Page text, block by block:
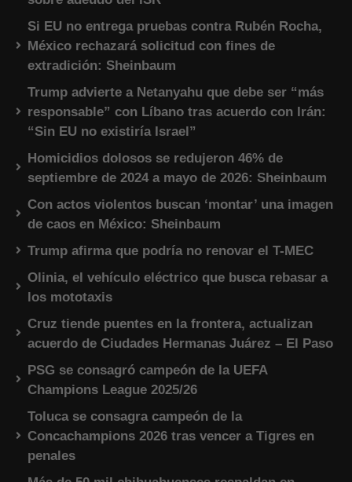
Si EU no entrega pruebas contra Rubén Rocha,
México rechazará solicitud con fines de
extradición: Sheinbaum
Trump advierte a Netanyahu que debe ser “más
responsable” con Líbano tras acuerdo con Irán:
“Sin EU no existiría Israel”
Homicidios dolosos se redujeron 46% de
septiembre de 2024 a mayo de 2026: Sheinbaum
Con actos violentos buscan ‘montar’ una imagen
de caos en México: Sheinbaum
Trump afirma que podría no renovar el T-MEC
Olinia, el vehículo eléctrico que busca rebasar a
los mototaxis
Cruz tiende puentes en la frontera, actualizan
acuerdo de Ciudades Hermanas Juárez – El Paso
PSG se consagró campeón de la UEFA
Champions League 2025/26
Toluca se consagra campeón de la
Concachampions 2026 tras vencer a Tigres en
penales